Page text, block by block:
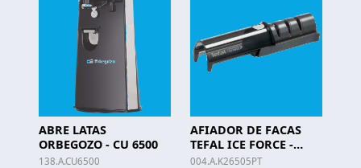
ABRE LATAS
ORBEGOZO - CU 6500
138.A.CU6500
AFIADOR DE FACAS
TEFAL ICE FORCE -
K26505PT
004.A.K26505PT